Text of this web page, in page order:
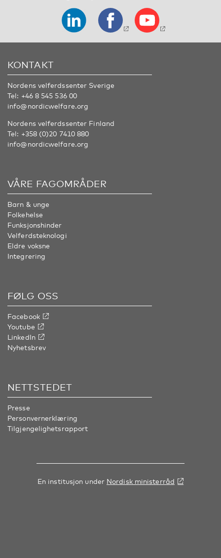
KONTAKT
Nordens velferdssenter Sverige
Tel: +46 8 545 536 00
info@nordicwelfare.org
Nordens velferdssenter Finland
Tel: +358 (0)20 7410 880
info@nordicwelfare.org
VÅRE FAGOMRÅDER
Barn & unge
Folkehelse
Funksjonshinder
Velferdsteknologi
Eldre voksne
Integrering
FØLG OSS
Facebook
Youtube
LinkedIn
Nyhetsbrev
NETTSTEDET
Presse
Personvernerklæring
Tilgjengelighetsrapport
En institusjon under Nordisk ministerråd